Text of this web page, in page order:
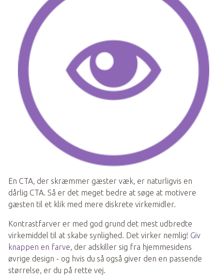
En CTA, der skræmmer gæster væk, er naturligvis en
dårlig CTA. Så er det meget bedre at søge at motivere
gæsten til et klik med mere diskrete virkemidler.
Kontrastfarver er med god grund det mest udbredte
virkemiddel til at skabe synlighed. Det virker nemlig! Giv
knappen en farve, der adskiller sig fra hjemmesidens
øvrige design - og hvis du så også giver den en passende
størrelse, er du på rette vej.